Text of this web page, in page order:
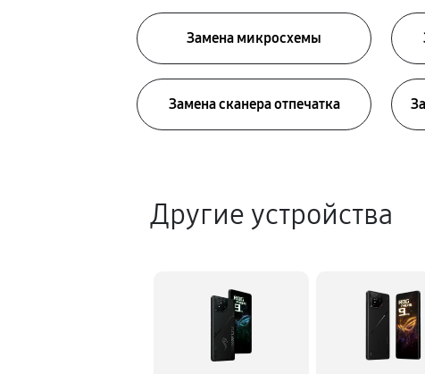
Замена микросхемы
Замена сканера отпечатка
Другие устройства